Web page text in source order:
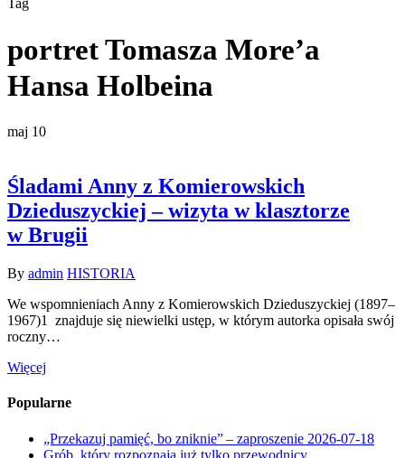
Tag
portret Tomasza More’a
Hansa Holbeina
maj 10
Śladami Anny z Komierowskich
Dzieduszyckiej – wizyta w klasztorze
w Brugii
By admin HISTORIA
We wspomnieniach Anny z Komierowskich Dzieduszyckiej (1897–
1967)1 znajduje się niewielki ustęp, w którym autorka opisała swój
roczny…
Więcej
Popularne
„Przekazuj pamięć, bo zniknie” – zaproszenie 2026-07-18
Grób, który rozpoznają już tylko przewodnicy